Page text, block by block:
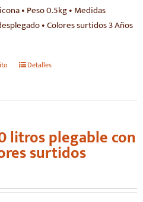
• Peso 0.5kg • Medidas
• Colores surtidos 3 Años
Detalles
litros plegable con
surtidos